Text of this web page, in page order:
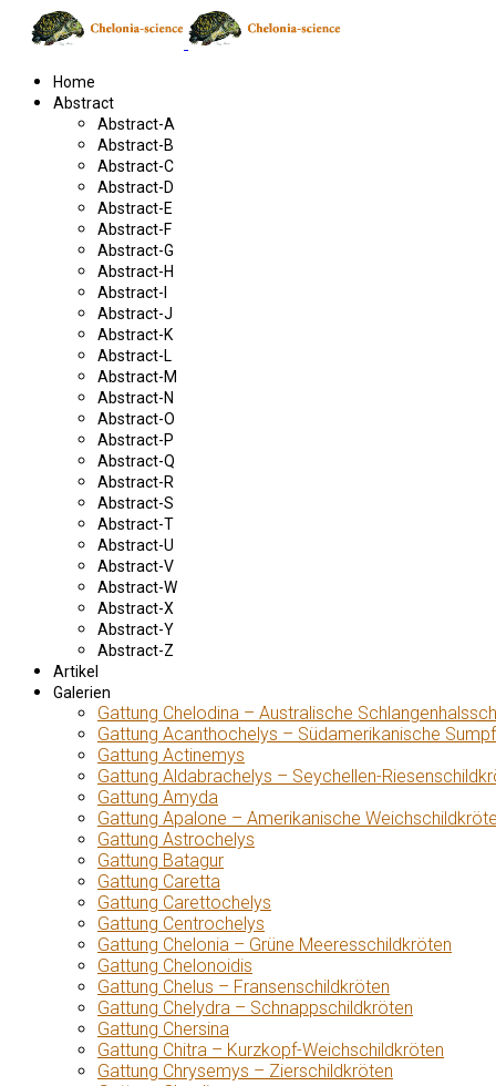
Home
Abstract
Abstract-A
Abstract-B
Abstract-C
Abstract-D
Abstract-E
Abstract-F
Abstract-G
Abstract-H
Abstract-I
Abstract-J
Abstract-K
Abstract-L
Abstract-M
Abstract-N
Abstract-O
Abstract-P
Abstract-Q
Abstract-R
Abstract-S
Abstract-T
Abstract-U
Abstract-V
Abstract-W
Abstract-X
Abstract-Y
Abstract-Z
Artikel
Galerien
Gattung Chelodina – Australische
Gattung Acanthochelys – Südamerikanische
Gattung Actinemys
Gattung Aldabrachelys – Seychellen-
Gattung Amyda
Gattung Apalone – Amerikanische
Gattung Astrochelys
Gattung Batagur
Gattung Caretta
Gattung Carettochelys
Gattung Centrochelys
Gattung Chelonia – Grüne Meeresschildkröten
Gattung Chelonoidis
Gattung Chelus – Fransenschildkröten
Gattung Chelydra – Schnappschildkröten
Gattung Chersina
Gattung Chitra – Kurzkopf-Weichschildkröten
Gattung Chrysemys – Zierschildkröten